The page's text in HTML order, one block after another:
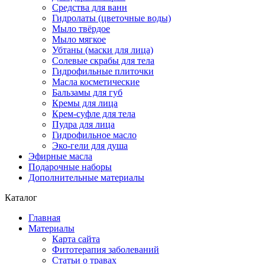
Средства для ванн
Гидролаты (цветочные воды)
Мыло твёрдое
Мыло мягкое
Убтаны (маски для лица)
Солевые скрабы для тела
Гидрофильные плиточки
Масла косметические
Бальзамы для губ
Кремы для лица
Крем-суфле для тела
Пудра для лица
Гидрофильное масло
Эко-гели для душа
Эфирные масла
Подарочные наборы
Дополнительные материалы
Каталог
Главная
Материалы
Карта сайта
Фитотерапия заболеваний
Статьи о травах